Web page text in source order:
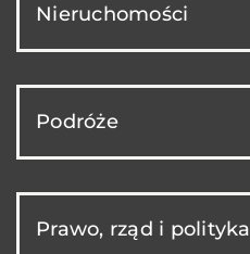
Nieruchomości
Podróże
Prawo, rząd i polityka